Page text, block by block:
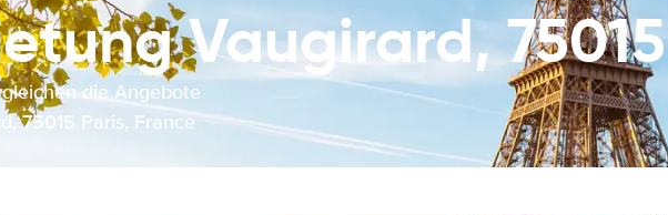
Vaugirard,
die Angebote
75015 Paris, France